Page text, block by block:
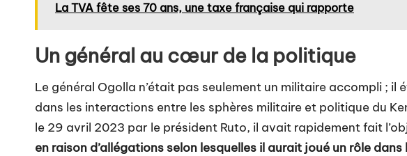
La TVA fête ses 70 ans, une taxe française qui rapporte
Un général au cœur de la politique
Le général Ogolla n’était pas seulement un militaire accompli ;
dans les interactions entre les sphères militaire et politique du
le 29 avril 2023 par le président Ruto, il avait rapidement fait
en raison d’allégations selon lesquelles il aurait joué un rôle